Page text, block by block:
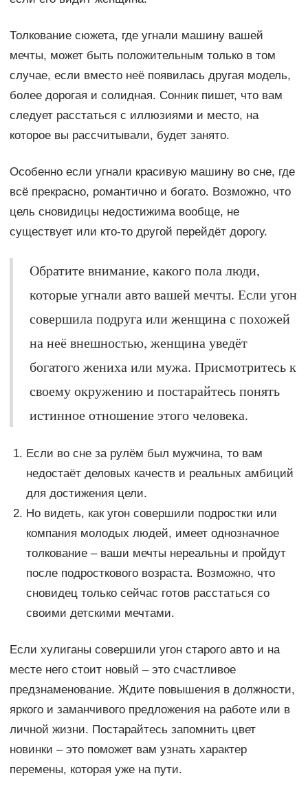
Толкование сюжета, где угнали машину вашей
мечты, может быть положительным только в том
случае, если вместо неё появилась другая модель,
более дорогая и солидная. Сонник пишет, что вам
следует расстаться с иллюзиями и место, на
которое вы рассчитывали, будет занято.
Особенно если угнали красивую машину во сне, где
всё прекрасно, романтично и богато. Возможно, что
цель сновидицы недостижима вообще, не
существует или кто-то другой перейдёт дорогу.
Обратите внимание, какого пола люди,
которые угнали авто вашей мечты. Если угон
совершила подруга или женщина с похожей
на неё внешностью, женщина уведёт
богатого жениха или мужа. Присмотритесь к
своему окружению и постарайтесь понять
истинное отношение этого человека.
Если во сне за рулём был мужчина, то вам
недостаёт деловых качеств и реальных амбиций
для достижения цели.
Но видеть, как угон совершили подростки или
компания молодых людей, имеет однозначное
толкование – ваши мечты нереальны и пройдут
после подросткового возраста. Возможно, что
сновидец только сейчас готов расстаться со
своими детскими мечтами.
Если хулиганы совершили угон старого авто и на
месте него стоит новый – это счастливое
предзнаменование. Ждите повышения в должности,
яркого и заманчивого предложения на работе или в
личной жизни. Постарайтесь запомнить цвет
новинки – это поможет вам узнать характер
перемены, которая уже на пути.